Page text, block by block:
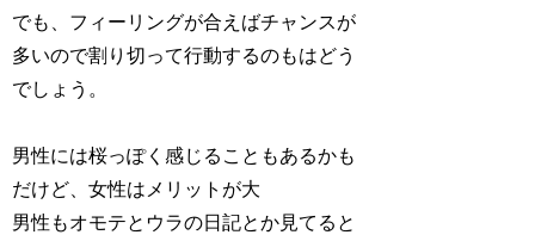
でも、フィーリングが合えばチャンスが
多いので割り切って行動するのもはどう
でしょう。
男性には桜っぽく感じることもあるかも
だけど、女性はメリットが大
男性もオモテとウラの日記とか見てると